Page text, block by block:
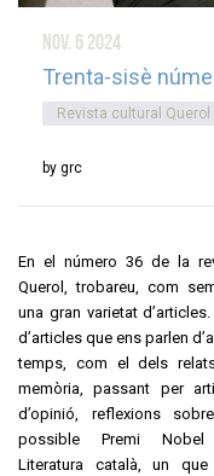
nov. 6 2024
Trenta-sisè
Revista cultural Querol
by grc
En el número 36 de la
Querol, trobareu, com
una gran varietat
d’articles que ens parlen
temps, com el dels
memòria, passant per
d’opinió, reflexions
possible Premi
Literatura català, un que